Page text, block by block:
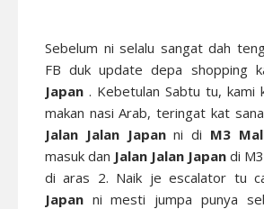
Sebelum ni selalu sangat dah
FB duk update depa shopping
Japan . Kebetulan Sabtu tu, kami
makan nasi Arab, teringat kat
Jalan Jalan Japanni di M3
masuk dan Jalan Jalan Japan di
di aras 2. Naik je escalator tu
Japan ni mesti jumpa punya